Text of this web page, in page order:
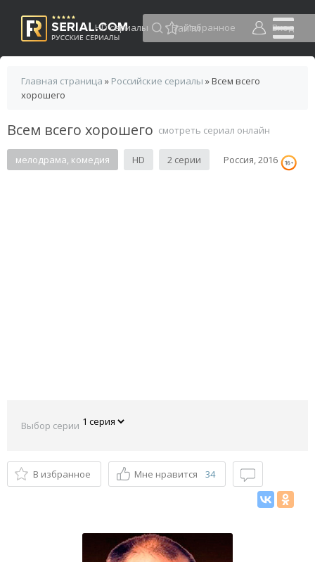
HD сериалы Избранное Вход
Главная страница » Российские сериалы » Всем всего
хорошего
Всем всего хорошего смотреть сериал онлайн
мелодрама, комедия HD 2 серии Россия, 2016
Выбор серии
В избранное Мне нравится 34